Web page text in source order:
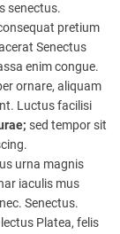
senectus.
pretium
Senectus
enim congue.
ornare, aliquam
Luctus facilisi
sed tempor sit
urna magnis
iaculis mus
Senectus.
Platea, felis